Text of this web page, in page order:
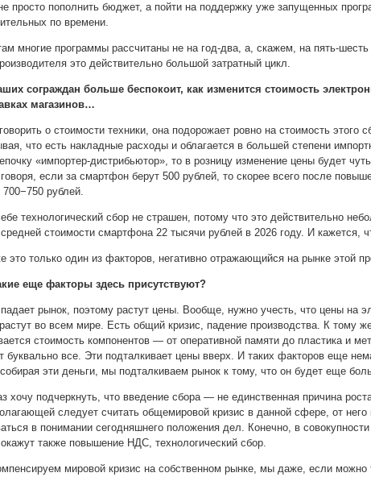
просто пополнить бюджет, а пойти на поддержку уже запущенных
по времени.
многие программы рассчитаны не на год-два, а, скажем, на пять-шесть
это действительно большой затратный цикл.
сограждан больше беспокоит, как изменится стоимость
магазинов…
о стоимости техники, она подорожает ровно на стоимость этого
что есть накладные расходы и облагается в большей степени
«импортер-дистрибьютор», то в розницу изменение цены будет
если за смартфон берут 500 рублей, то скорее всего после
700−750 рублей.
технологический сбор не страшен, потому что это действительно
стоимости смартфона 22 тысячи рублей в 2026 году. И кажется,
это только один из факторов, негативно отражающийся на рынке этой
еще факторы здесь присутствуют?
рынок, поэтому растут цены. Вообще, нужно учесть, что цены на
во всем мире. Есть общий кризис, падение производства. К тому
стоимость компонентов — от оперативной памяти до пластика и
буквально все. Эти подталкивает цены вверх. И таких факторов еще
эти деньги, мы подталкиваем рынок к тому, что он будет еще
хочу подчеркнуть, что введение сбора — не единственная причина
следует считать общемировой кризис в данной сфере, от него
в понимании сегодняшнего положения дел. Конечно, в совокупности
также повышение НДС, технологический сбор.
мировой кризис на собственном рынке, мы даже, если можно